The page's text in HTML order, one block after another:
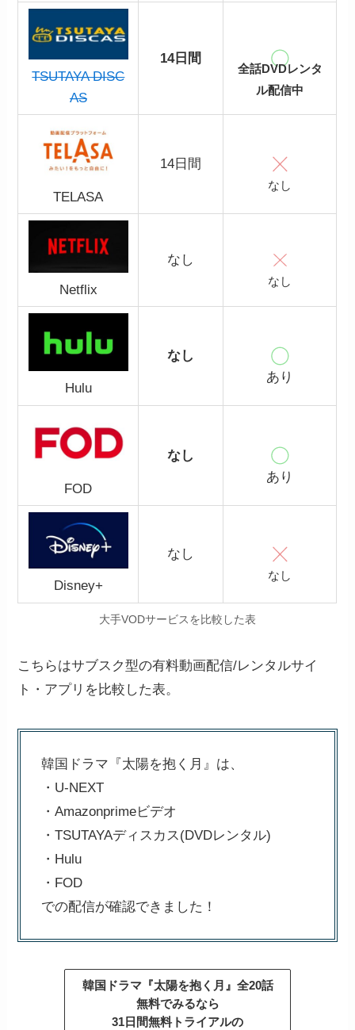
TSUTAYA DISC
AS
14日間
全話DVDレンタ
ル配信中
TELASA
14日間
なし
Netflix
なし
なし
Hulu
なし
あり
FOD
なし
あり
Disney+
なし
なし
大手VODサービスを比較した表
こちらはサブスク型の有料動画配信/レンタルサイ
ト・アプリを比較した表。
韓国ドラマ『太陽を抱く月』は、
・U-NEXT
・Amazonprimeビデオ
・TSUTAYAディスカス(DVDレンタル)
・Hulu
・FOD
での配信が確認できました！
韓国ドラマ『太陽を抱く月』全20話
無料でみるなら
31日間無料トライアルの